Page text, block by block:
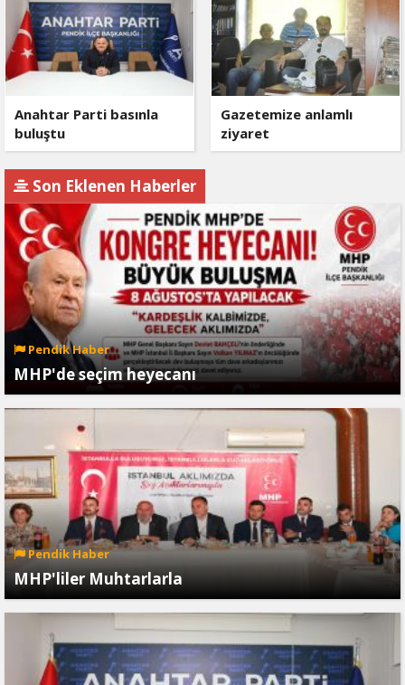
Anahtar Parti basınla
buluştu
Gazetemize anlamlı
ziyaret
Son Eklenen Haberler
Pendik Haber
MHP'de seçim heyecanı
Pendik Haber
MHP'liler Muhtarlarla